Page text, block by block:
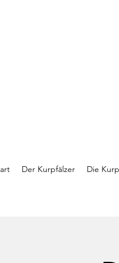
Der Kurpfälzer Die